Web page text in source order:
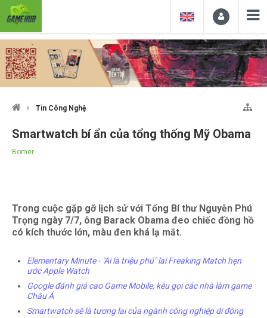
Tin Công Nghệ
Smartwatch bí ẩn của tổng thống Mỹ Obama
Bomer
Trong cuộc gặp gỡ lịch sử với Tổng Bí thư Nguyễn Phú
Trọng ngày 7/7, ông Barack Obama đeo chiếc đồng hồ
có kích thước lớn, màu đen khá lạ mắt.
Elementary Minute - "Ai là triệu phú" lai Freaking Match hẹn
ước Apple Watch
Google đánh giá cao Game Mobile, kêu gọi các nhà làm game
Châu Á
Smartwatch sẽ là tương lai của ngành công nghiệp di động